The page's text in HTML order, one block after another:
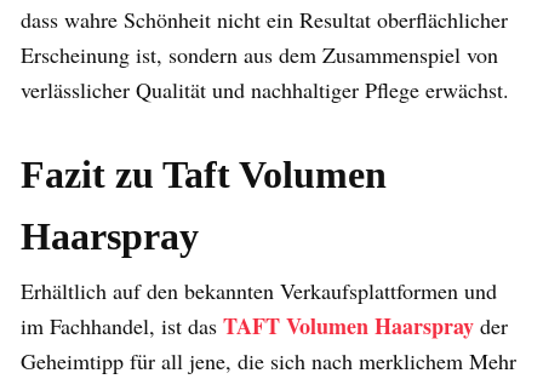
dass wahre Schönheit nicht ein Resultat oberflächlicher
Erscheinung ist, sondern aus dem Zusammenspiel von
verlässlicher Qualität und nachhaltiger Pflege erwächst.
Fazit zu Taft Volumen
Haarspray
Erhältlich auf den bekannten Verkaufsplattformen und
im Fachhandel, ist das TAFT Volumen Haarspray der
Geheimtipp für all jene, die sich nach merklichem Mehr